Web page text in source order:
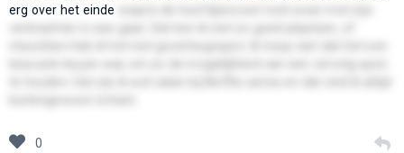
erg over het einde
0